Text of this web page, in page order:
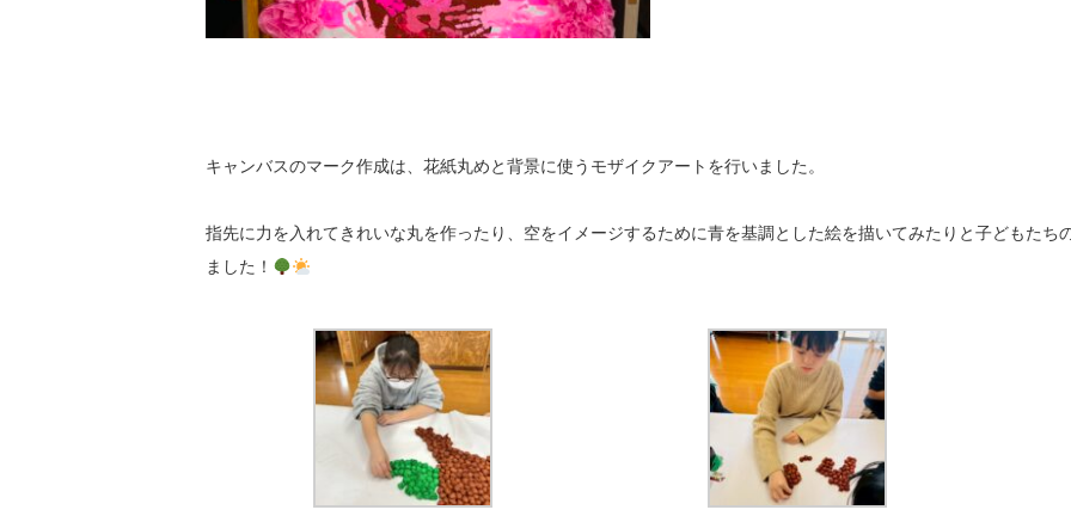
キャンバスのマーク作成は、花紙丸めと背景に使うモザイクアートを行いました。
指先に力を入れてきれいな丸を作ったり、空をイメージするために青を基調とした絵を描いてみたりと子どもたち
ました！